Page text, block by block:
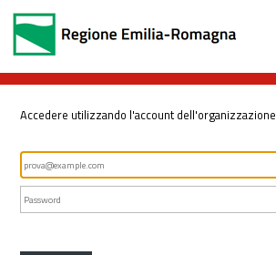
Accedere utilizzando l'account dell'organizzazione